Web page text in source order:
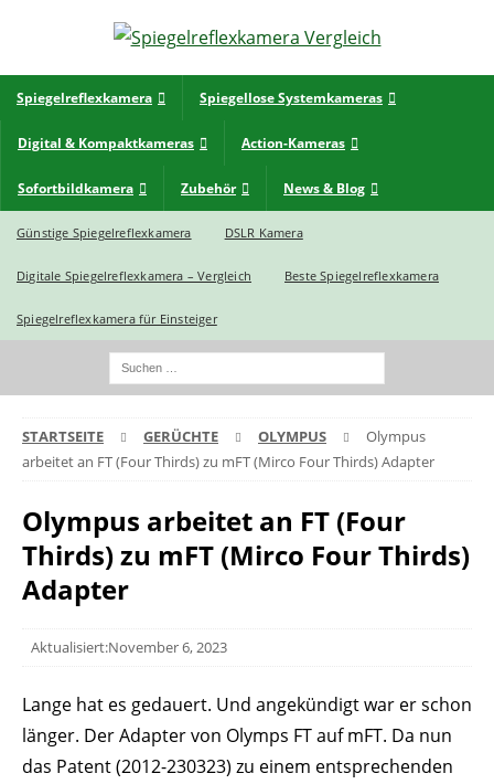
Spiegelreflexkamera Spiegellose Systemkameras
Digital & Kompaktkameras Action-Kameras
Sofortbildkamera Zubehör News & Blog
Günstige Spiegelreflexkamera DSLR Kamera
Digitale Spiegelreflexkamera – Vergleich Beste Spiegelreflexkamera
Spiegelreflexkamera für Einsteiger
STARTSEITE GERÜCHTE OLYMPUS
Olympus
arbeitet an FT (Four Thirds) zu mFT (Mirco Four Thirds) Adapter
Olympus arbeitet an FT (Four
Thirds) zu mFT (Mirco Four Thirds)
Adapter
Aktualisiert:November 6, 2023
Lange hat es gedauert. Und angekündigt war er schon
länger. Der Adapter von Olymps FT auf mFT. Da nun
das Patent (2012-230323) zu einem entsprechenden